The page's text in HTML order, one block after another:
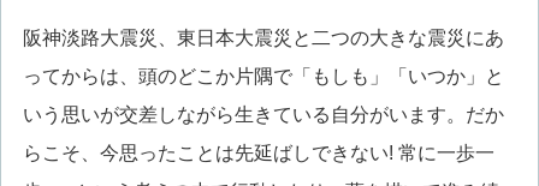
阪神淡路大震災、東日本大震災と二つの大きな震災にあ
ってからは、頭のどこか片隅で「もしも」「いつか」と
いう思いが交差しながら生きている自分がいます。だか
らこそ、今思ったことは先延ばしできない! 常に一歩一